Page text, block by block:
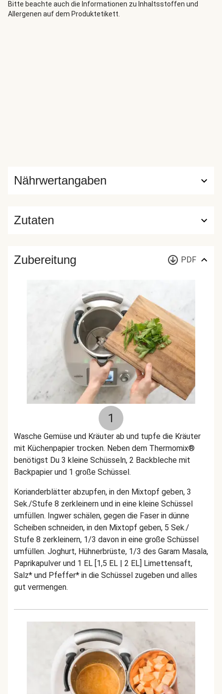
Süßkartoffel zusätzliche Mineralien und Ballaststoffe. Und
den besonderen Dreh erhältst Du durch die Kombination
Bitte beachte auch die Informationen zu Inhaltsstoffen und
Allergenen auf dem Produktetikett.
Zutaten
Nährwertangaben
Zubereitung PDF
1
Wasche Gemüse und Kräuter ab und tupfe die Kräuter
mit Küchenpapier trocken. Neben dem Thermomix®
benötigst Du 3 kleine Schüsseln, 2 Backbleche mit
Backpapier und 1 große Schüssel.
Korianderblätter abzupfen, in den Mixtopf geben, 3
Sek./Stufe 8 zerkleinern und in eine kleine Schüssel
umfüllen. Ingwer schälen, gegen die Faser in dünne
Scheiben schneiden, in den Mixtopf geben, 5 Sek./
Stufe 8 zerkleinern, 1/3 davon in eine große Schüssel
umfüllen. Joghurt, Hühnerbrüste, 1/3 des Garam Masala,
Paprikapulver und 1 EL [1,5 EL | 2 EL] Limettensaft,
Salz* und Pfeffer* in die Schüssel zugeben und alles
gut vermengen.